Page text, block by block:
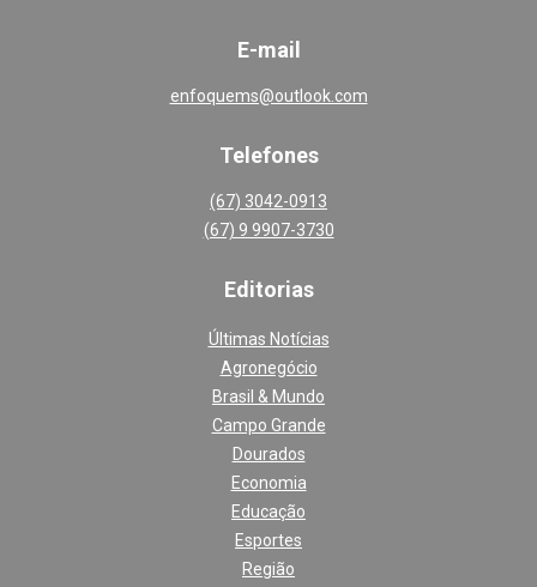
E-mail
enfoquems@outlook.com
Telefones
(67) 3042-0913
(67) 9 9907-3730
Editorias
Últimas Notícias
Agronegócio
Brasil & Mundo
Campo Grande
Dourados
Economia
Educação
Esportes
Região